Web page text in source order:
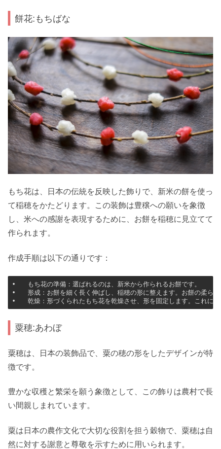
餅花:もちばな
もち花は、日本の伝統を反映した飾りで、新米の餅を使っ
て稲穂をかたどります。この装飾は豊穣への願いを象徴
し、米への感謝を表現するために、お餅を稲穂に見立てて
作られます。
作成手順は以下の通りです：
•   もち花の準備：選ばれるのは、新米から作られるお餅です。
•   形成：お餅を細く長く伸ばし、稲穂の形に整えます。お餅の柔ら
•   乾燥：形づくられたもち花を乾燥させ、形を固定します。これに
粟穂:あわぼ
粟穂は、日本の装飾品で、粟の穂の形をしたデザインが特
徴です。
豊かな収穫と繁栄を願う象徴として、この飾りは農村で長
い間親しまれています。
粟は日本の農作文化で大切な役割を担う穀物で、粟穂は自
然に対する謝意と尊敬を示すために用いられます。